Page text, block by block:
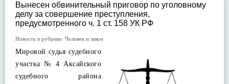
Вынесен обвинительный приговор по уголовному
делу за совершение преступления,
предусмотренного ч. 1 ст. 158 УК РФ
Новость в рубрике: Человек и закон
Мировой судья судебного
участка № 4 Аксайского
судебного района